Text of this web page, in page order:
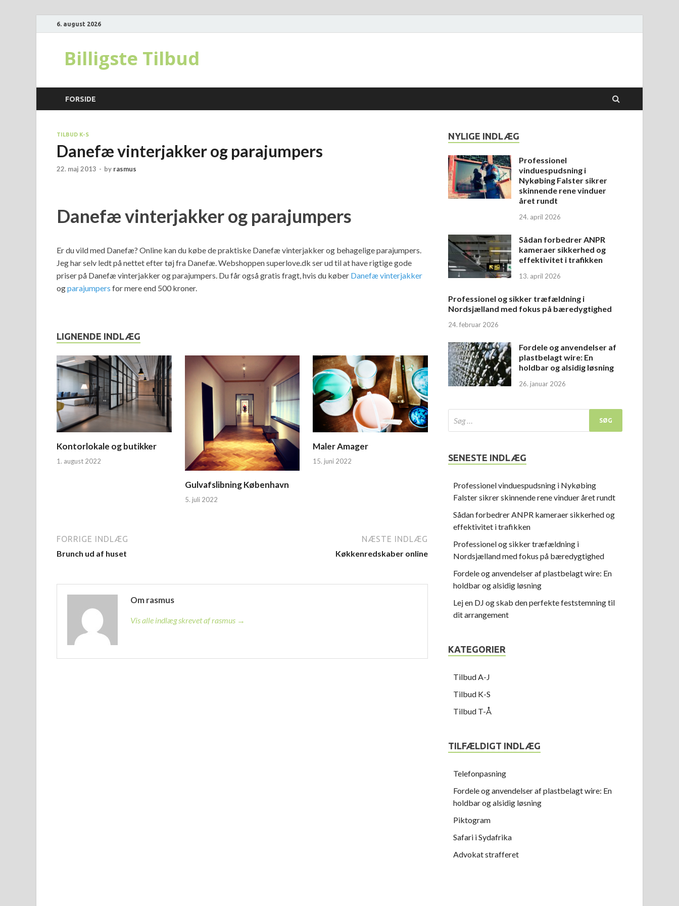
6. august 2026
Billigste Tilbud
FORSIDE
TILBUD K-S
Danefæ vinterjakker og parajumpers
22. maj 2013 - by rasmus
Danefæ vinterjakker og parajumpers
Er du vild med Danefæ? Online kan du købe de praktiske Danefæ vinterjakker og behagelige parajumpers.
Jeg har selv ledt på nettet efter tøj fra Danefæ. Webshoppen superlove.dk ser ud til at have rigtige gode
priser på Danefæ vinterjakker og parajumpers. Du får også gratis fragt, hvis du køber Danefæ vinterjakker
ogparajumpers for mere end 500 kroner.
LIGNENDE INDLÆG
Kontorlokale og butikker
1. august 2022
Gulvafslibning København
5. juli 2022
Maler Amager
15. juni 2022
FORRIGE INDLÆG
Brunch ud af huset
NÆSTE INDLÆG
Køkkenredskaber online
Om rasmus
Vis alle indlæg skrevet af rasmus →
NYLIGE INDLÆG
Professionel
vinduespudsning i
Nykøbing Falster sikrer
skinnende rene vinduer
året rundt
24. april 2026
Sådan forbedrer ANPR
kameraer sikkerhed og
effektivitet i trafikken
13. april 2026
Professionel og sikker træfældning i
Nordsjælland med fokus på bæredygtighed
24. februar 2026
Fordele og anvendelser af
plastbelagt wire: En
holdbar og alsidig løsning
26. januar 2026
SENESTE INDLÆG
Professionel vinduespudsning i Nykøbing
Falster sikrer skinnende rene vinduer året rundt
Sådan forbedrer ANPR kameraer sikkerhed og
effektivitet i trafikken
Professionel og sikker træfældning i
Nordsjælland med fokus på bæredygtighed
Fordele og anvendelser af plastbelagt wire: En
holdbar og alsidig løsning
Lej en DJ og skab den perfekte feststemning til
dit arrangement
KATEGORIER
Tilbud A-J
Tilbud K-S
Tilbud T-Å
TILFÆLDIGT INDLÆG
Telefonpasning
Fordele og anvendelser af plastbelagt wire: En
holdbar og alsidig løsning
Piktogram
Safari i Sydafrika
Advokat strafferet